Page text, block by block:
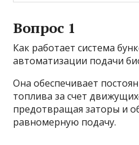
Вопрос 1
Как работает система
автоматизации подачи
Она обеспечивает
топлива за счет
предотвращая заторы и
равномерную подачу.